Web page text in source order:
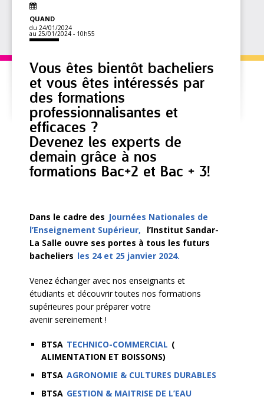
QUAND
du 24/01/2024
au 25/01/2024 - 10h55
Vous êtes bientôt bacheliers
et vous êtes intéressés par
des formations
professionnalisantes et
efficaces ?
Devenez les experts de
demain grâce à nos
formations Bac+2 et Bac + 3!
Dans le cadre des Journées Nationales de
l’Enseignement Supérieur,
l’Institut Sandar-
La Salle ouvre ses portes à tous les futurs
bacheliers les 24 et 25 janvier 2024.
Venez échanger avec nos enseignants et
étudiants et découvrir toutes nos formations
supérieures pour préparer votre
avenir sereinement !
BTSA TECHNICO-COMMERCIAL (
ALIMENTATION ET BOISSONS)
BTSA AGRONOMIE & CULTURES DURABLES
BTSA GESTION & MAITRISE DE L’EAU